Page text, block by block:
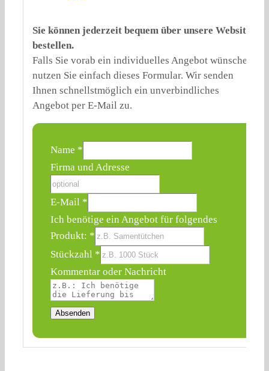
Sie können jederzeit bequem über unsere Website
bestellen.
Falls Sie vorab ein individuelles Angebot wünschen,
nutzen Sie einfach dieses Formular. Wir senden
Ihnen schnellstmöglich ein unverbindliches
Angebot per E-Mail zu.
Name *
Firma und Adresse
Angebot
Name
Stückzahl
E-Mail *
Ich benötige ein Angebot für folgendes
Produkt: *
Stückzahl *
Kommentar oder Nachricht
Absenden